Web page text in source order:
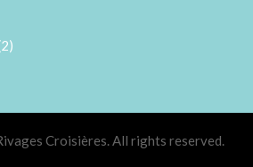
Croisières. All rights reserved.